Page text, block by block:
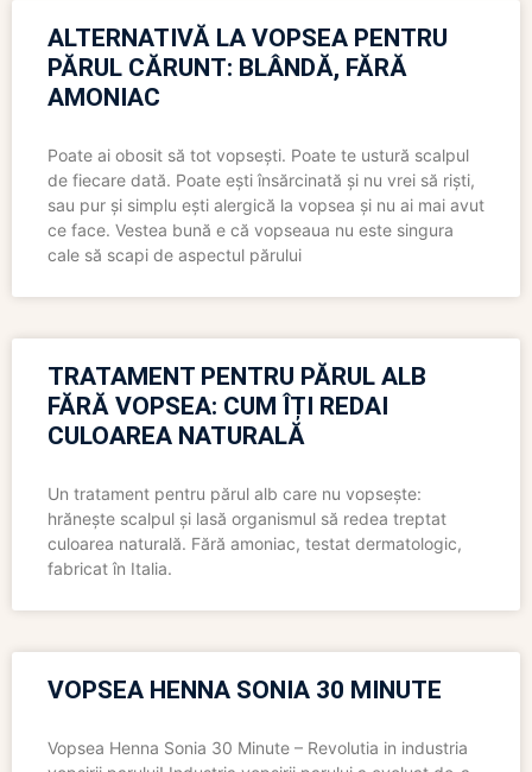
ALTERNATIVĂ LA VOPSEA PENTRU
PĂRUL CĂRUNT: BLÂNDĂ, FĂRĂ
AMONIAC
Poate ai obosit să tot vopsești. Poate te ustură scalpul
de fiecare dată. Poate ești însărcinată și nu vrei să riști,
sau pur și simplu ești alergică la vopsea și nu ai mai avut
ce face. Vestea bună e că vopseaua nu este singura
cale să scapi de aspectul părului
TRATAMENT PENTRU PĂRUL ALB
FĂRĂ VOPSEA: CUM ÎȚI REDAI
CULOAREA NATURALĂ
Un tratament pentru părul alb care nu vopsește:
hrănește scalpul și lasă organismul să redea treptat
culoarea naturală. Fără amoniac, testat dermatologic,
fabricat în Italia.
VOPSEA HENNA SONIA 30 MINUTE
Vopsea Henna Sonia 30 Minute – Revolutia in industria